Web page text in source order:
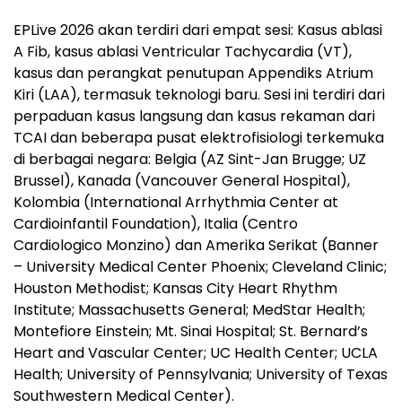
EPLive 2026 akan terdiri dari empat sesi: Kasus ablasi
A Fib, kasus ablasi Ventricular Tachycardia (VT),
kasus dan perangkat penutupan Appendiks Atrium
Kiri (LAA), termasuk teknologi baru. Sesi ini terdiri dari
perpaduan kasus langsung dan kasus rekaman dari
TCAI dan beberapa pusat elektrofisiologi terkemuka
di berbagai negara: Belgia (AZ Sint-Jan Brugge; UZ
Brussel), Kanada (Vancouver General Hospital),
Kolombia (International Arrhythmia Center at
Cardioinfantil Foundation), Italia (Centro
Cardiologico Monzino) dan Amerika Serikat (Banner
– University Medical Center Phoenix; Cleveland Clinic;
Houston Methodist; Kansas City Heart Rhythm
Institute; Massachusetts General; MedStar Health;
Montefiore Einstein; Mt. Sinai Hospital; St. Bernard’s
Heart and Vascular Center; UC Health Center; UCLA
Health; University of Pennsylvania; University of Texas
Southwestern Medical Center).